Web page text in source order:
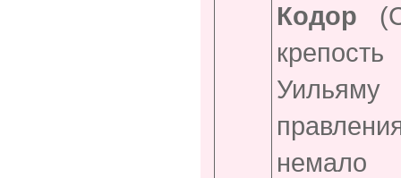
Кодор (
немало